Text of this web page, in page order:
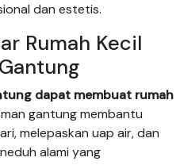
dan estetis.
Rumah Kecil
dapat membuat rumah
gantung membantu
melepaskan uap air, dan
alami yang